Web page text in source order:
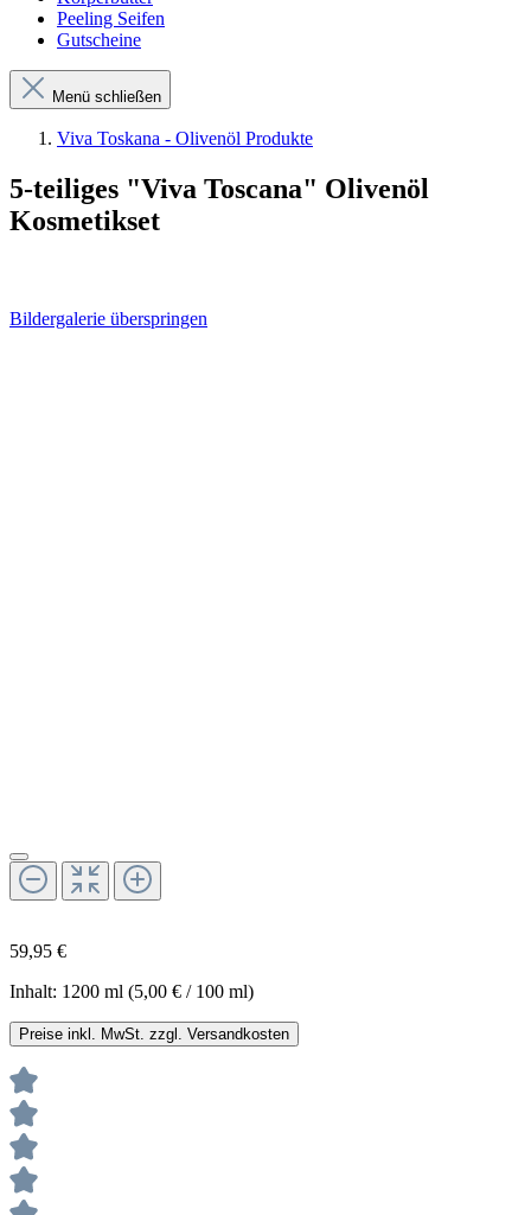
Peeling Seifen
Gutscheine
Menü schließen
Viva Toskana - Olivenöl Produkte
5-teiliges "Viva Toscana" Olivenöl
Kosmetikset
Bildergalerie überspringen
59,95 €
Inhalt: 1200 ml (5,00 € / 100 ml)
Preise inkl. MwSt. zzgl. Versandkosten